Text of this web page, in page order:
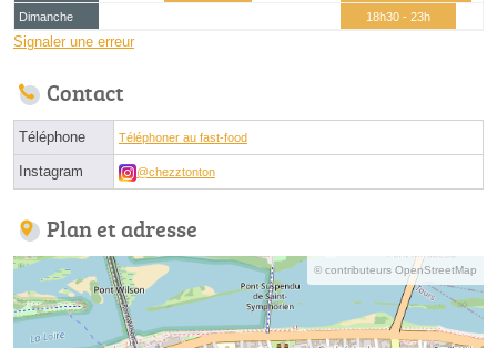
Dimanche
18h30 - 23h
Signaler une erreur
Contact
Téléphone Téléphoner au fast-food
Instagram @chezztonton
Plan et adresse
© contributeurs OpenStreetMap